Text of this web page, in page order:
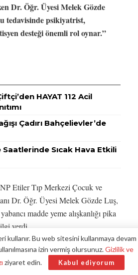
Dr. Öğr. Üyesi Melek Gözde
tedavisinde psikiyatrist,
desteği önemli rol oynar.”
HAYAT 112 Acil
Çadırı Bahçelievler’de
Saatlerinde Sıcak Hava Etkili
Etiler Tıp Merkezi Çocuk ve
Dr. Öğr. Üyesi Melek Gözde Luş,
madde yeme alışkanlığı pika
verdi.
ağrısı
besin olarak kabul edilmeyen toprak,
kullanır. Bu web sitesini kullanmaya devam
izin vermiş olursunuz.Gizlilik ve
ziyaret edin. Kabul ediyorum